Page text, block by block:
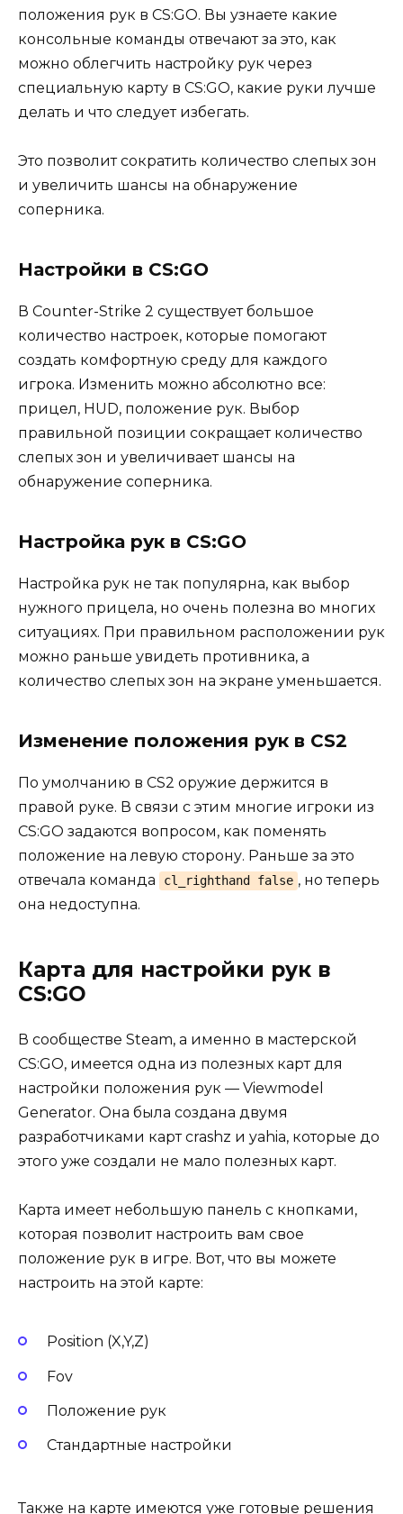
положения рук в CS:GO. Вы узнаете какие
консольные команды отвечают за это, как
можно облегчить настройку рук через
специальную карту в CS:GO, какие руки лучше
делать и что следует избегать.
Это позволит сократить количество слепых зон
и увеличить шансы на обнаружение
соперника.
Настройки в CS:GO
В Counter-Strike 2 существует большое
количество настроек, которые помогают
создать комфортную среду для каждого
игрока. Изменить можно абсолютно все:
прицел, HUD, положение рук. Выбор
правильной позиции сокращает количество
слепых зон и увеличивает шансы на
обнаружение соперника.
Настройка рук в CS:GO
Настройка рук не так популярна, как выбор
нужного прицела, но очень полезна во многих
ситуациях. При правильном расположении рук
можно раньше увидеть противника, а
количество слепых зон на экране уменьшается.
Изменение положения рук в CS2
По умолчанию в CS2 оружие держится в
правой руке. В связи с этим многие игроки из
CS:GO задаются вопросом, как поменять
положение на левую сторону. Раньше за это
отвечала команда
cl_righthand false , но теперь
она недоступна.
Карта для настройки рук в
CS:GO
В сообществе Steam, а именно в мастерской
CS:GO, имеется одна из полезных карт для
настройки положения рук — Viewmodel
Generator. Она была создана двумя
разработчиками карт crashz и yahia, которые до
этого уже создали не мало полезных карт.
Карта имеет небольшую панель с кнопками,
которая позволит настроить вам свое
положение рук в игре. Вот, что вы можете
настроить на этой карте:
Position (X,Y,Z)
Fov
Положение рук
Стандартные настройки
Также на карте имеются уже готовые решения